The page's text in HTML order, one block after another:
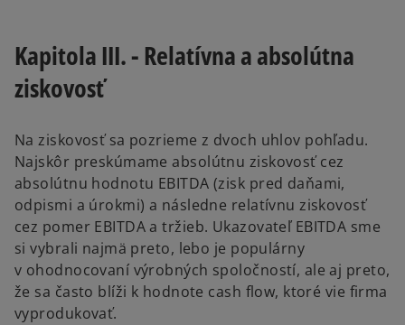
Kapitola III. - Relatívna a absolútna
ziskovosť
Na ziskovosť sa pozrieme z dvoch uhlov pohľadu.
Najskôr preskúmame absolútnu ziskovosť cez
absolútnu hodnotu EBITDA (zisk pred daňami,
odpismi a úrokmi) a následne relatívnu ziskovosť
cez pomer EBITDA a tržieb. Ukazovateľ EBITDA sme
si vybrali najmä preto, lebo je populárny
v ohodnocovaní výrobných spoločností, ale aj preto,
že sa často blíži k hodnote cash flow, ktoré vie firma
vyprodukovať.